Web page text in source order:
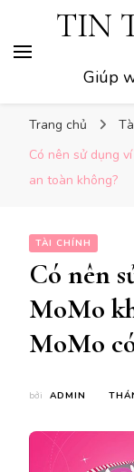
TIN
Giúp
Trang chủ
Có nên sử dụng
an toàn không?
TÀI CHÍNH
Có nên
MoMo
MoMo
bởi ADMIN